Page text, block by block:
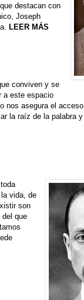
destacan con
Joseph
LEER MÁS
conviven y se
a este espacio
nos asegura el
la raíz de la palabra
vida, de
son
del que